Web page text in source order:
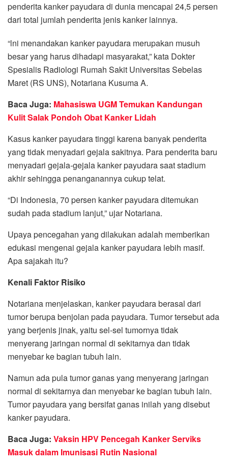
penderita kanker payudara di dunia mencapai 24,5 persen
dari total jumlah penderita jenis kanker lainnya.
“lni menandakan kanker payudara merupakan musuh
besar yang harus dihadapi masyarakat,” kata Dokter
Spesialis Radiologi Rumah Sakit Universitas Sebelas
Maret (RS UNS), Notariana Kusuma A.
Baca Juga: Mahasiswa UGM Temukan Kandungan
Kulit Salak Pondoh Obat Kanker Lidah
Kasus kanker payudara tinggi karena banyak penderita
yang tidak menyadari gejala sakitnya. Para penderita baru
menyadari gejala-gejala kanker payudara saat stadium
akhir sehingga penanganannya cukup telat.
“Di Indonesia, 70 persen kanker payudara ditemukan
sudah pada stadium lanjut,” ujar Notariana.
Upaya pencegahan yang dilakukan adalah memberikan
edukasi mengenai gejala kanker payudara lebih masif.
Apa sajakah itu?
Kenali Faktor Risiko
Notariana menjelaskan, kanker payudara berasal dari
tumor berupa benjolan pada payudara. Tumor tersebut ada
yang berjenis jinak, yaitu sel-sel tumornya tidak
menyerang jaringan normal di sekitarnya dan tidak
menyebar ke bagian tubuh lain.
Namun ada pula tumor ganas yang menyerang jaringan
normal di sekitarnya dan menyebar ke bagian tubuh lain.
Tumor payudara yang bersifat ganas inilah yang disebut
kanker payudara.
Baca Juga: Vaksin HPV Pencegah Kanker Serviks
Masuk dalam Imunisasi Rutin Nasional